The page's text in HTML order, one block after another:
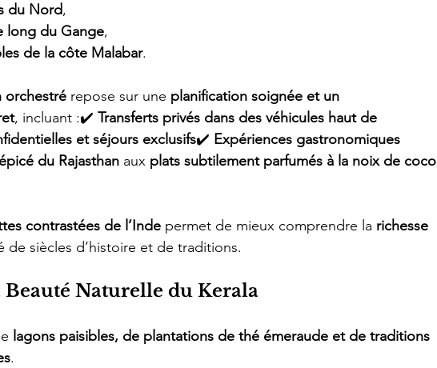
du Nord,
long du Gange,
de la côte Malabar.
orchestré repose sur une planification soignée et un
, incluant :✔️ Transferts privés dans des véhicules haut de
et séjours exclusifs✔️ Expériences gastronomiques
du Rajasthan aux plats subtilement parfumés à la noix de coco
contrastées de l’Inde permet de mieux comprendre la richesse
de siècles d’histoire et de traditions.
Beauté Naturelle du Kerala
lagons paisibles, de plantations de thé émeraude et de traditions
.